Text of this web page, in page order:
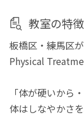
教室の特徴
板橋区・練馬区
Physical
「体が硬いから
体はしなやかさ